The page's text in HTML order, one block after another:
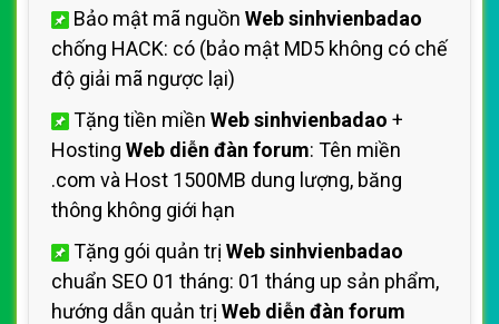
Bảo mật mã nguồn Web sinhvienbadao
chống HACK: có (bảo mật MD5 không có chế
độ giải mã ngược lại)
Tặng tiền miền Web sinhvienbadao +
Hosting Web diễn đàn forum: Tên miền
.com và Host 1500MB dung lượng, băng
thông không giới hạn
Tặng gói quản trị Web sinhvienbadao
chuẩn SEO 01 tháng: 01 tháng up sản phẩm,
hướng dẫn quản trị Web diễn đàn forum